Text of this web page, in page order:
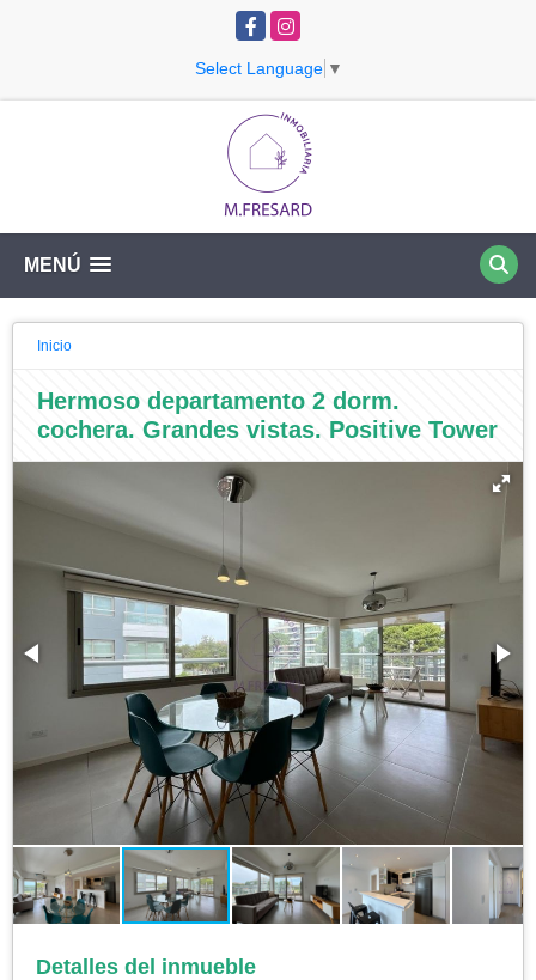
FacebookInstagram
Select Language ▼
MENÚ
Inicio
Hermoso departamento 2 dorm.
cochera. Grandes vistas. Positive Tower
Detalles del inmueble